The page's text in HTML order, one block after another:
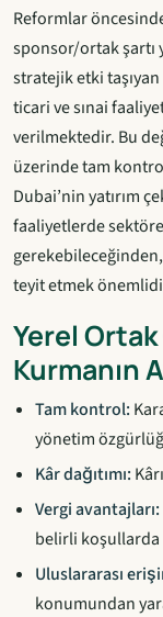
Reformlar
sponsor/ortak şartı
stratejik etki
ticari ve sınai
verilmektedir. Bu
üzerinde tam
Dubai’nin yatırım
faaliyetlerde
teyit etmek
Yerel
Kurmanın
Tam kontrol:
yönetim
Kâr dağıtımı:
Vergi avantajları:
belirli koşullarda
Uluslararası
konumundan